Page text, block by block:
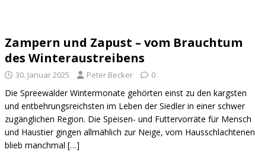
Spreewälder Gurkentag am Höllberghof FESTE & FEIERN
Zampern und Zapust – vom Brauchtum
des Winteraustreibens
30. Januar 2025 Peter Becker 0
Die Spreewälder Wintermonate gehörten einst zu den kargsten
und entbehrungsreichsten im Leben der Siedler in einer schwer
zugänglichen Region. Die Speisen- und Futtervorräte für Mensch
und Haustier gingen allmählich zur Neige, vom Hausschlachtenen
blieb manchmal […]